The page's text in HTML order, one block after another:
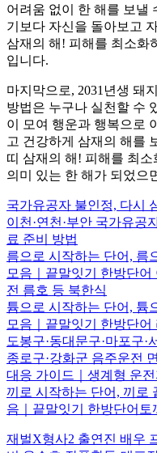
어려움 없이 한 해를 보낼
기보다 자신을 돌아보고
삼재의 해! 피해를 최소화
입니다.
마지막으로, 2031년생 돼
방법은 누구나 실천할 수
이 모여 행운과 행복으로
고 건강하게 삼재의 해를
띠 삼재의 해! 피해를 최
의미 있는 한 해가 되었으
국가유공자 불인정, 다시
이천·연천·부안 국가유공
료 준비 방법
름으로 시작하는 단어, 름
모음｜끝말잇기 한방단
전 름호 등 북한식
튬으로 시작하는 단어, 튬
모음｜끝말잇기 한방단
도봉구·동대문구·마포구·
종로구·강화군 음주운전
대응 가이드｜생계형 운
끼로 시작하는 단어, 끼로
음｜끝말잇기 한방단어토
재벌X형사2 출연진 배우